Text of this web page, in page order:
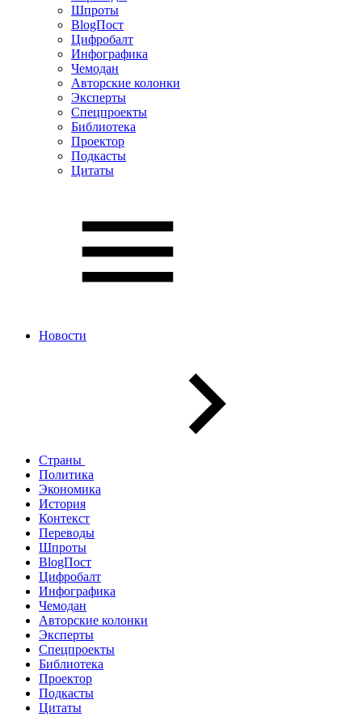
Шпроты
BlogПост
Цифробалт
Инфографика
Чемодан
Авторские колонки
Эксперты
Спецпроекты
Библиотека
Проектор
Подкасты
Цитаты
Новости
Страны
Политика
Экономика
История
Контекст
Переводы
Шпроты
BlogПост
Цифробалт
Инфографика
Чемодан
Авторские колонки
Эксперты
Спецпроекты
Библиотека
Проектор
Подкасты
Цитаты